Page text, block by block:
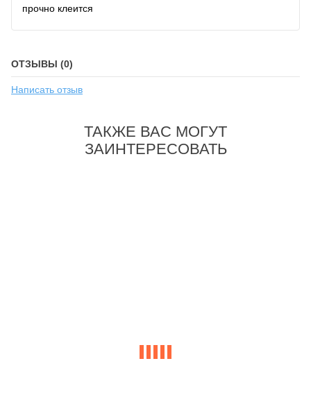
прочно клеится
ОТЗЫВЫ (0)
Написать отзыв
ТАКЖЕ ВАС МОГУТ
ЗАИНТЕРЕСОВАТЬ